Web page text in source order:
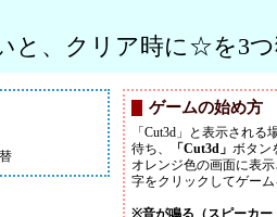
と、クリア時に☆を3
ゲームの始め方
「Cut3d」と表示され
待ち、
「Cut3d」 ボタン
オレンジ色の画面に表
字をクリックしてゲー
※音が鳴る（スピーカー